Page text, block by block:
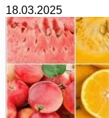
18.03.2025